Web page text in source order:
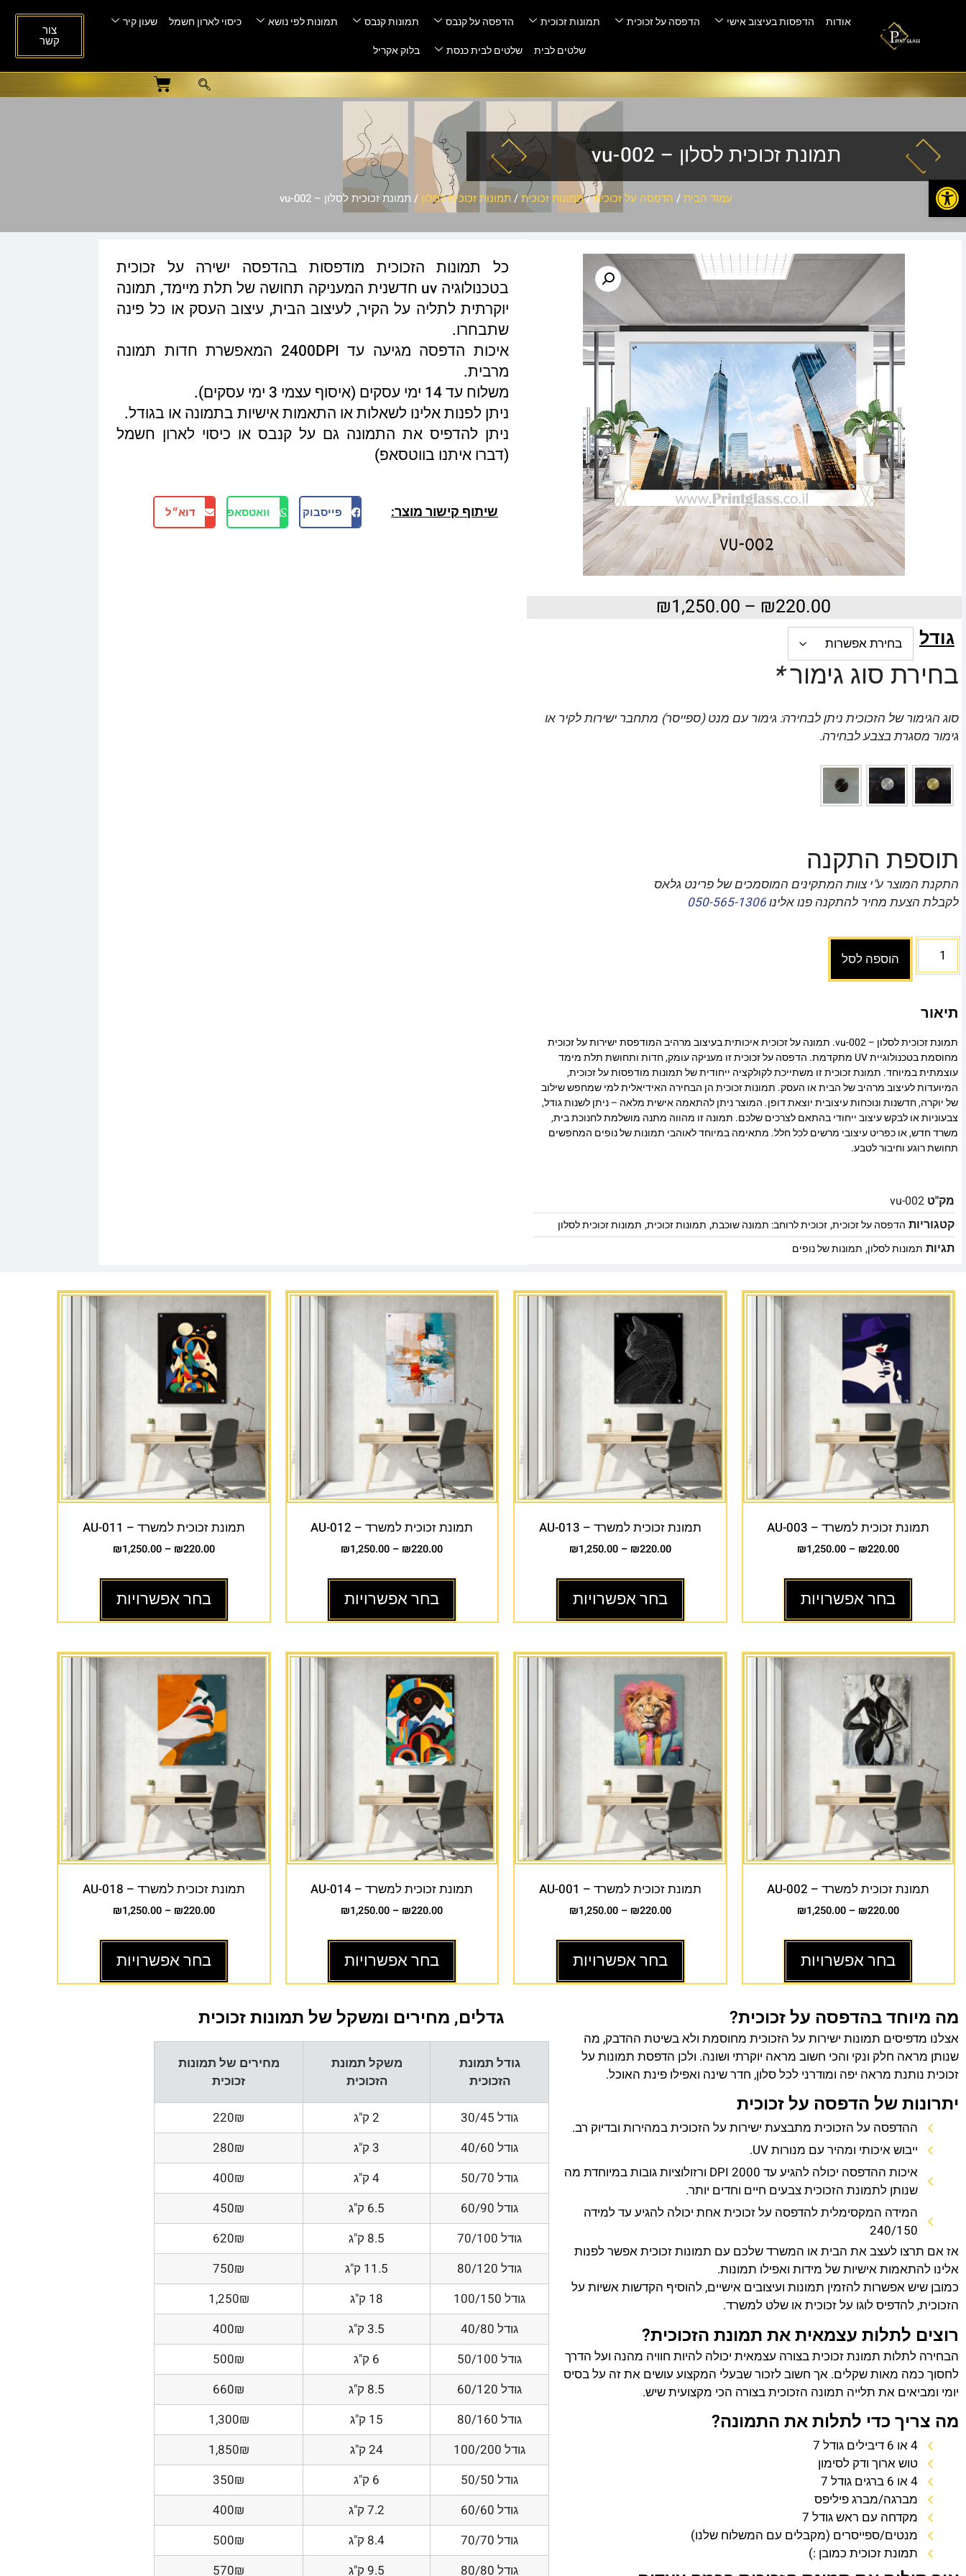
פתח סרגל נגישות
אודות הדפסות בעיצוב אישי הדפסה על זכוכית תמונות זכוכית הדפסה על קנבס תמונות קנבס תמונות לפי נושא כיסוי לארון חשמל
שעון קיר
שלטים לבית
שלטים לבית כנסת בלוק אקריל
צור
קשר
תמונת זכוכית לסלון – vu-002
עמוד הבית/ הדפסה על זכוכית/תמונות זכוכית/ תמונות זכוכית לסלון / תמונת זכוכית לסלון – vu-002
₪220.00
–
₪1,250.00
גודל
בחירת סוג גימור*
סוג הגימור של הזכוכית ניתן לבחירה: גימור עם מנט (ספייסר) מתחבר ישירות לקיר או
גימור מסגרת בצבע לבחירה.
תוספת התקנה
התקנת המוצר ע"י צוות המתקינים המוסמכים של פרינט גלאס
לקבלת הצעת מחיר להתקנה פנו אלינו050-565-1306
הוספה לסל
תיאור
תמונת זכוכית לסלון – vu-002. תמונה על זכוכית איכותית בעיצוב מרהיב המודפסת ישירות על זכוכית
מחוסמת בטכנולוגיית UV מתקדמת. הדפסה על זכוכית זו מעניקה עומק, חדות ותחושת תלת מימד
עוצמתית במיוחד. תמונת זכוכית זו משתייכת לקולקציה ייחודית של תמונות מודפסות על זכוכית,
המיועדות לעיצוב מרהיב של הבית או העסק. תמונות זכוכית הן הבחירה האידיאלית למי שמחפש שילוב
של יוקרה, חדשנות ונוכחות עיצובית יוצאת דופן. המוצר ניתן להתאמה אישית מלאה – ניתן לשנות גודל,
צבעוניות או לבקש עיצוב ייחודי בהתאם לצרכים שלכם. תמונה זו מהווה מתנה מושלמת לחנוכת בית,
משרד חדש, או כפריט עיצובי מרשים לכל חלל. מתאימה במיוחד לאוהבי תמונות של נופים המחפשים
תחושת רוגע וחיבור לטבע.
מק"טvu-002
קטגוריות הדפסה על זכוכית,זכוכית לרוחב: תמונה שוכבת, תמונות זכוכית, תמונות זכוכית לסלון
תגיות תמונות לסלון, תמונות של נופים
כל תמונות הזכוכית מודפסות בהדפסה ישירה על זכוכית
בטכנולוגיה uv חדשנית המעניקה תחושה של תלת מיימד, תמונה
יוקרתית לתליה על הקיר, לעיצוב הבית, עיצוב העסק או כל פינה
שתבחרו.
איכות הדפסה מגיעה עד 2400DPI המאפשרת חדות תמונה
מרבית.
משלוח עד 14 ימי עסקים (איסוף עצמי 3 ימי עסקים).
ניתן לפנות אלינו לשאלות או התאמות אישיות בתמונה או בגודל.
ניתן להדפיס את התמונה גם על קנבס או כיסוי לארון חשמל
(דברו איתנו בווטסאפ)
שיתוף קישור מוצר: פייסבוק וואטסאפ דוא״ל
תמונת זכוכית למשרד – AU-003
₪220.00
–
₪1,250.00
בחר אפשרויות
תמונת זכוכית למשרד – AU-013
₪220.00
–
₪1,250.00
בחר אפשרויות
תמונת זכוכית למשרד – AU-012
₪220.00
–
₪1,250.00
בחר אפשרויות
תמונת זכוכית למשרד – AU-011
₪220.00
–
₪1,250.00
בחר אפשרויות
תמונת זכוכית למשרד – AU-002
₪220.00
–
₪1,250.00
בחר אפשרויות
תמונת זכוכית למשרד – AU-001
₪220.00
–
₪1,250.00
בחר אפשרויות
תמונת זכוכית למשרד – AU-014
₪220.00
–
₪1,250.00
בחר אפשרויות
תמונת זכוכית למשרד – AU-018
₪220.00
–
₪1,250.00
בחר אפשרויות
מה מיוחד בהדפסה על זכוכית?
אצלנו מדפיסים תמונות ישירות על הזכוכית מחוסמת ולא בשיטת ההדבק, מה
שנותן מראה חלק ונקי והכי חשוב מראה יוקרתי ושונה. ולכן הדפסת תמונות על
זכוכית נותנת מראה יפה ומודרני לכל סלון, חדר שינה ואפילו פינת האוכל.
יתרונות של הדפסה על זכוכית
ההדפסה על הזכוכית מתבצעת ישירות על הזכוכית במהירות ובדיוק רב.
ייבוש איכותי ומהיר עם מנורות UV.
איכות ההדפסה יכולה להגיע עד 2000 DPI ורזולוציות גובות במיוחדת מה
שנותן לתמונת הזכוכית צבעים חיים וחדים יותר.
המידה המקסימלית להדפסה על זכוכית אחת יכולה להגיע עד למידה
240/150
אז אם תרצו לעצב את הבית או המשרד שלכם עם תמונות זכוכית אפשר לפנות
אלינו להתאמות אישיות של מידות ואפילו תמונות.
כמובן שיש אפשרות להזמין תמונות ועיצובים אישיים, להוסיף הקדשות אשיות על
הזכוכית, להדפיס לוגו על זכוכית או שלט למשרד.
רוצים לתלות עצמאית את תמונת הזכוכית?
הבחירה לתלות תמונת זכוכית בצורה עצמאית יכולה להיות חוויה מהנה ועל הדרך
לחסוך כמה מאות שקלים. אך חשוב לזכור שבעלי המקצוע עושים את זה על בסיס
יומי ומביאים את תלייה תמונה הזכוכית בצורה הכי מקצועית שיש.
מה צריך כדי לתלות את התמונה?
4 או 6 דיבילים גודל 7
טוש ארוך ודק לסימון
4 או 6 ברגים גודל 7
מברגה/מברג פיליפס
מקדחה עם ראש גודל 7
מנטים/ספייסרים (מקבלים עם המשלוח שלנו)
תמונת זכוכית כמובן :)
גדלים, מחירים ומשקל של תמונות זכוכית
גודל תמונת
הזכוכית
משקל תמונת
הזכוכית
מחירים של תמונות
זכוכית
גודל 30/45 2 ק"ג
220₪
גודל 40/60
3 ק"ג
280₪
גודל 50/70
4 ק"ג
400₪
גודל 60/90
6.5 ק"ג
450₪
גודל 70/100
8.5 ק"ג
620₪
גודל 80/120
11.5 ק"ג
750₪
גודל 100/150
18 ק"ג
1,250₪
גודל 40/80
3.5 ק"ג
400₪
גודל 50/100
6 ק"ג
500₪
גודל 60/120
8.5 ק"ג
660₪
גודל 80/160
15 ק"ג
1,300₪
גודל 100/200
24 ק"ג
1,850₪
גודל 50/50
6 ק"ג
350₪
גודל 60/60
7.2 ק"ג
400₪
גודל 70/70
8.4 ק"ג
500₪
גודל 80/80
9.5 ק"ג 570₪